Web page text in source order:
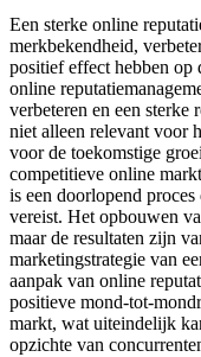
Een sterke online
merkbekendheid,
positief effect hebben op
online
verbeteren en een
niet alleen relevant voor
voor de toekomstige
competitieve online
is een doorlopend
vereist. Het opbouwen
maar de resultaten zijn
marketingstrategie van
aanpak van online
positieve mond-tot-
markt, wat uiteindelijk
opzichte van